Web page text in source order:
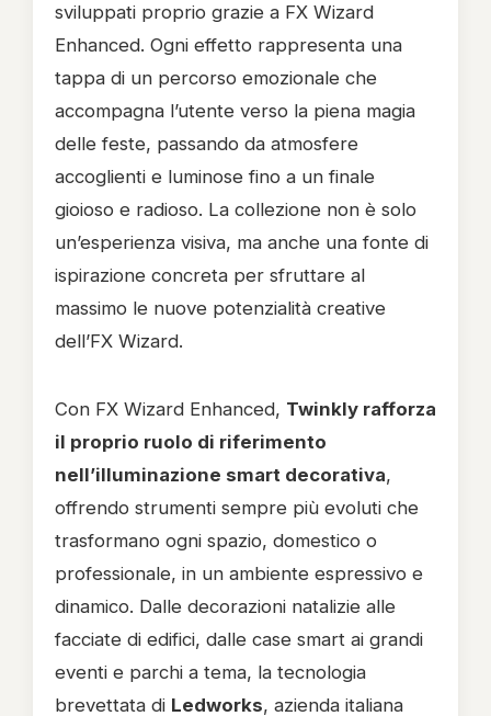
sviluppati proprio grazie a FX Wizard
Enhanced. Ogni effetto rappresenta una
tappa di un percorso emozionale che
accompagna l’utente verso la piena magia
delle feste, passando da atmosfere
accoglienti e luminose fino a un finale
gioioso e radioso. La collezione non è solo
un’esperienza visiva, ma anche una fonte di
ispirazione concreta per sfruttare al
massimo le nuove potenzialità creative
dell’FX Wizard.
Con FX Wizard Enhanced, Twinkly rafforza
il proprio ruolo di riferimento
nell’illuminazione smart decorativa,
offrendo strumenti sempre più evoluti che
trasformano ogni spazio, domestico o
professionale, in un ambiente espressivo e
dinamico. Dalle decorazioni natalizie alle
facciate di edifici, dalle case smart ai grandi
eventi e parchi a tema, la tecnologia
brevettata di Ledworks, azienda italiana